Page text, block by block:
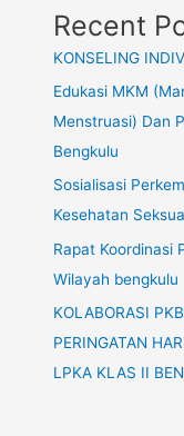
Recent
KONSELING
Edukasi MKM
Menstruasi) Dan
Bengkulu
Sosialisasi
Kesehatan
Rapat Koordinasi
Wilayah bengkulu
KOLABORASI
PERINGATAN
LPKA KLAS II